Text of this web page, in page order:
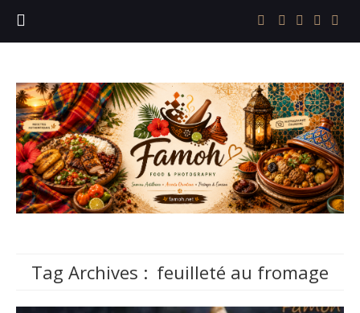
Tag Archives : feuilleté au fromage